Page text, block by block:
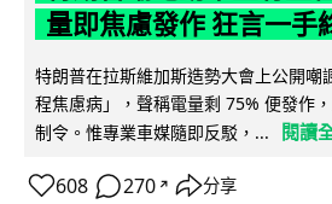
量即焦慮發作 狂言一手
特朗普在拉斯維加斯造勢大會上公開嘲
程焦慮病」，聲稱電量剩 75% 便發作
制令。惟專業車媒隨即反駁，...
閱讀
608 270 ↗ 分享